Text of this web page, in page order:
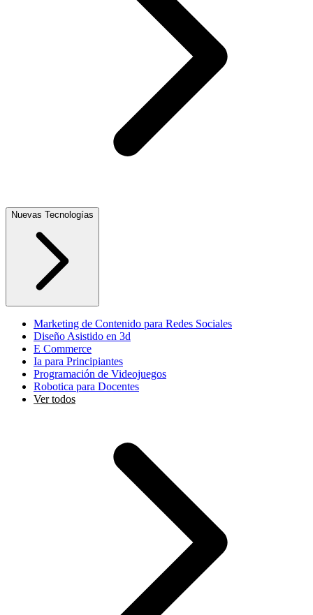
Nuevas Tecnologías
Marketing de Contenido para Redes Sociales
Diseño Asistido en 3d
E Commerce
Ia para Principiantes
Programación de Videojuegos
Robotica para Docentes
Ver todos